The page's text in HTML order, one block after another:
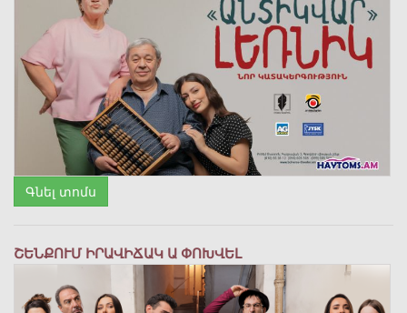
Գնել տոմս
ՇԵՆՔՈՒՄ ԻՐԱՎԻՃԱԿ Ա ՓՈԽՎԵԼ